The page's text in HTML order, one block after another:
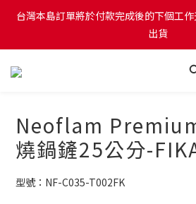
台灣本島訂單將於付款完成後的下個工
出貨
台灣本島訂單將於付款完成後的下個工
出貨
台灣本島消費滿$999
台灣本島訂單將於付款完成後的下個工
出貨
Neoflam
燒鍋鏟25公分-
型號：NF-C035-T002FK